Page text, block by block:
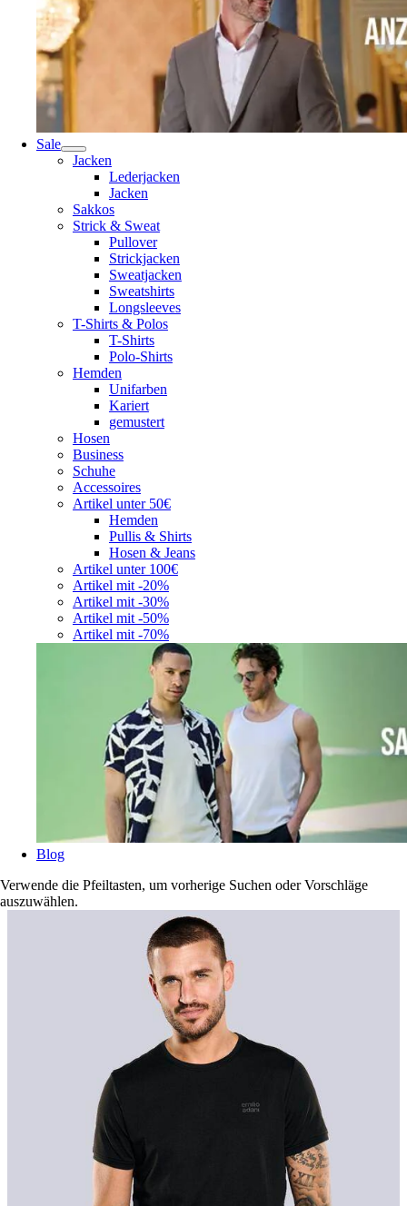
Sale
Jacken
Lederjacken
Jacken
Sakkos
Strick & Sweat
Pullover
Strickjacken
Sweatjacken
Sweatshirts
Longsleeves
T-Shirts & Polos
T-Shirts
Polo-Shirts
Hemden
Unifarben
Kariert
gemustert
Hosen
Business
Schuhe
Accessoires
Artikel unter 50€
Hemden
Pullis & Shirts
Hosen & Jeans
Artikel unter 100€
Artikel mit -20%
Artikel mit -30%
Artikel mit -50%
Artikel mit -70%
Blog
Verwende die Pfeiltasten, um vorherige Suchen oder Vorschläge
auszuwählen.